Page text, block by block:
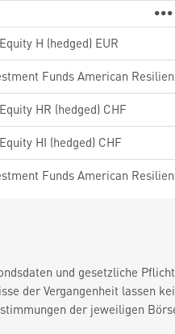
H (hedged) EUR
Funds American
HR (hedged) CHF
HI (hedged) CHF
Funds American
und gesetzliche
der Vergangenheit lassen
der jeweiligen